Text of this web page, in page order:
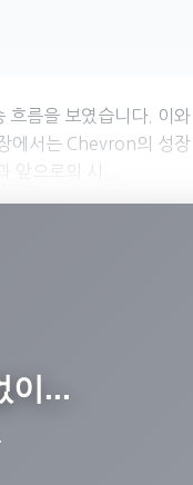
름을 보였습니다. 이와
에서는 Chevron의 성장
앞으로의 시...
이...